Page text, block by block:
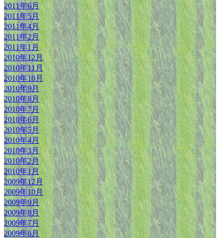
2011年6月
2011年5月
2011年4月
2011年2月
2011年1月
2010年12月
2010年11月
2010年10月
2010年9月
2010年8月
2010年7月
2010年6月
2010年5月
2010年4月
2010年3月
2010年2月
2010年1月
2009年12月
2009年10月
2009年9月
2009年8月
2009年7月
2009年6月